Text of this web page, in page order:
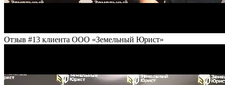
Отзыв #13 клиента ООО «Земельный Юрист»